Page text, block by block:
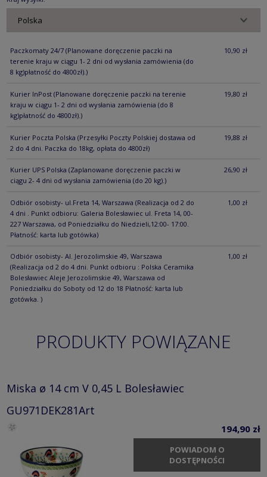
Paczkomaty 24/7 (Planowane doręczenie paczki na
terenie kraju w ciągu 1- 2 dni od wysłania zamówienia (do
8 kg)płatność do 4800zł).)
10,90 zł
Kurier InPost (Planowane doręczenie paczki na terenie
kraju w ciągu 1- 2 dni od wysłania zamówienia (do 8
kg)płatność do 4800zł).)
19,80 zł
Kurier Poczta Polska (Przesyłki Poczty Polskiej dostawa od
2 do 4 dni. Paczka do 18kg, opłata do 4800zł)
19,88 zł
Kurier UPS Polska (Zaplanowane doręczenie paczki w
ciągu 2- 4 dni od wysłania zamówienia (do 20 kg).)
26,90 zł
Odbiór osobisty- ul.Freta 14, Warszawa (Realizacja od 2 do
4 dni . Punkt odbioru: Galeria Bolesławiec ul. Freta 14, 00-
227 Warszawa, od Poniedziałku do Niedzieli,12:00- 17:00.
Płatność: karta lub gotówka)
1,00 zł
Odbiór osobisty- Al. Jerozolimskie 49, Warszawa
(Realizacja od 2 do 4 dni. Punkt odbioru : Polska Ceramika
Bolesławiec Aleje Jerozolimskie 49, Warszawa od
Poniedziałku do Soboty od 12 do 18 Płatność: karta lub
gotówka. )
1,00 zł
PRODUKTY POWIĄZANE
Miska ø 14 cm V 0,45 L Bolesławiec
GU971DEK281Art
194,90 zł
POWIADOM O
DOSTĘPNOŚCI